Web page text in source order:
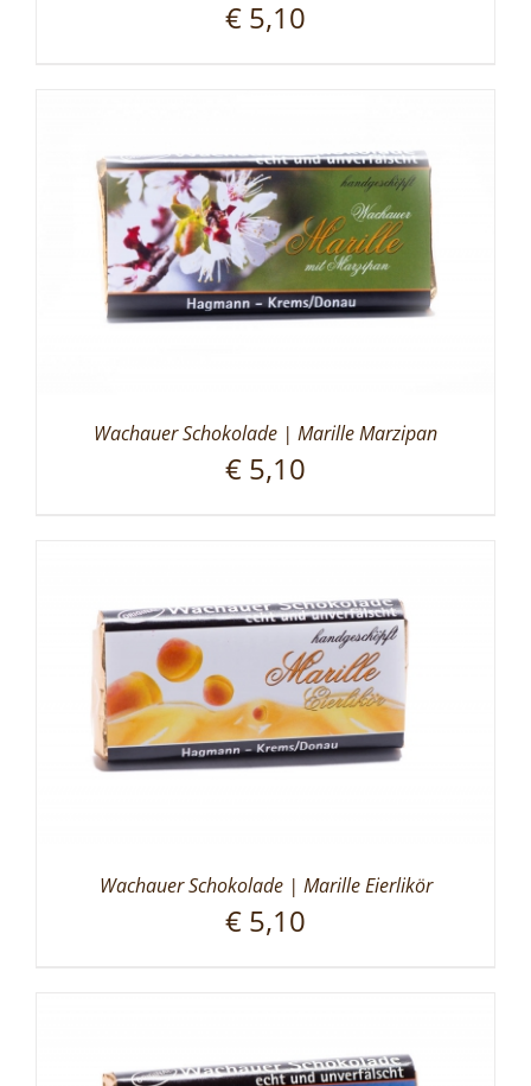
€ 5,10
Wachauer Schokolade | Marille Marzipan
€ 5,10
Wachauer Schokolade | Marille Eierlikör
€ 5,10